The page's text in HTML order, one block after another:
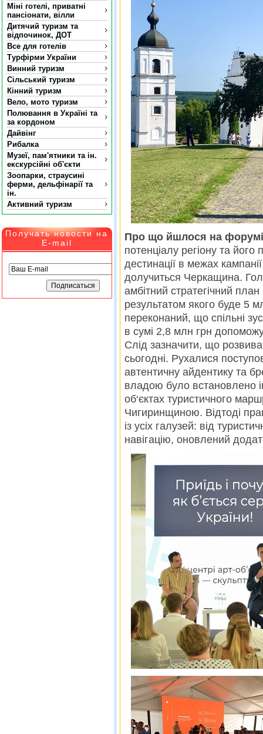
Міні готелі, приватні
пансіонати, вілли
Дитячий туризм та
відпочинок, ДОТ
Все для готелів
Турфірми України
Винний туризм
Сільський туризм
Кінний туризм
Вело, мото туризм
Полювання в Україні та
за кордоном
Дайвінг
Рибалка
Музеї, пам'ятники та ін.
екскурсійні об'єкти
Зоопарки, страусині
ферми, дельфінарії та
ін.
Активний туризм
Получать новости на
E-mail
Про що йшлося на
потенціалу регіону та
дестинації в межах
долучиться Черкащина.
амбітний стратегічний
результатом якого буде 5
переконаний, що спільні
в сумі 2,8 млн грн
Слід зазначити, що
сьогодні. Рухалися
автентичну айдентику та
владою було встановлено
об‘єктах туристичного
Чигиринщиною. Відтоді
із усіх галузей: від
навігацію, оновлений